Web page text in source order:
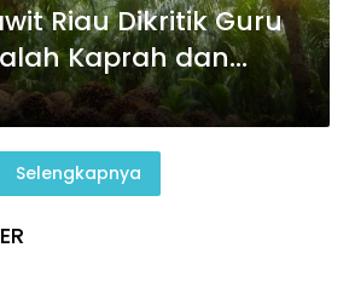
Riau Dikritik Guru
Kaprah dan
Hukum
Selengkapnya